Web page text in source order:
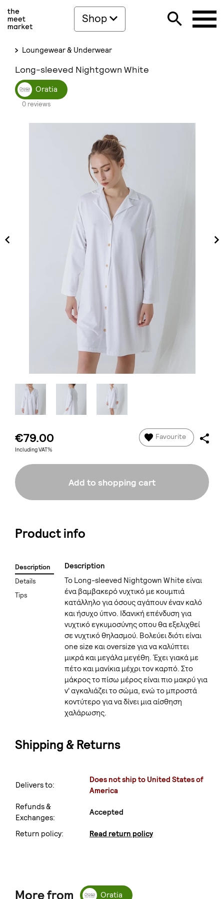
Shop
Loungewear & Underwear
Long-sleeved Nightgown White
Oratia
0 reviews
€79.00
Including VAT%
Favourite
Add to shopping cart
Product info
Description
Details
Tips
Description
Το Long-sleeved Nightgown White είναι
ένα βαμβακερό νυχτικό με κουμπιά
κατάλληλο για όσους αγάπουν έναν καλό
και ήσυχο ύπνο. Ιδανική επένδυση για
νυχτικό εγκυμοσύνης οπου θα εξελιχθεί
σε νυχτικό θηλασμού. Βολεύει διότι είναι
one size και oversize για να καλύπτει
μικρά και μεγάλα μεγέθη. Έχει γιακά με
πέτο και μανίκια μέχρι τον καρπό. Στο
μάκρος το πίσω μέρος είναι πιο μακρύ για
ν' αγκαλιάζει το σώμα, ενώ το μπροστά
κοντύτερο για να δίνει μια αίσθηση
χαλάρωσης.
Shipping & Returns
Delivers to:
Does not ship to United States of
America
Refunds &
Exchanges:
Accepted
Return policy: Read return policy
More from Oratia